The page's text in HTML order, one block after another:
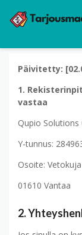
Päivitetty:
1.
vastaa
Qupio Solutions
Y-tunnus:
Osoite:
01610 Vantaa
2.